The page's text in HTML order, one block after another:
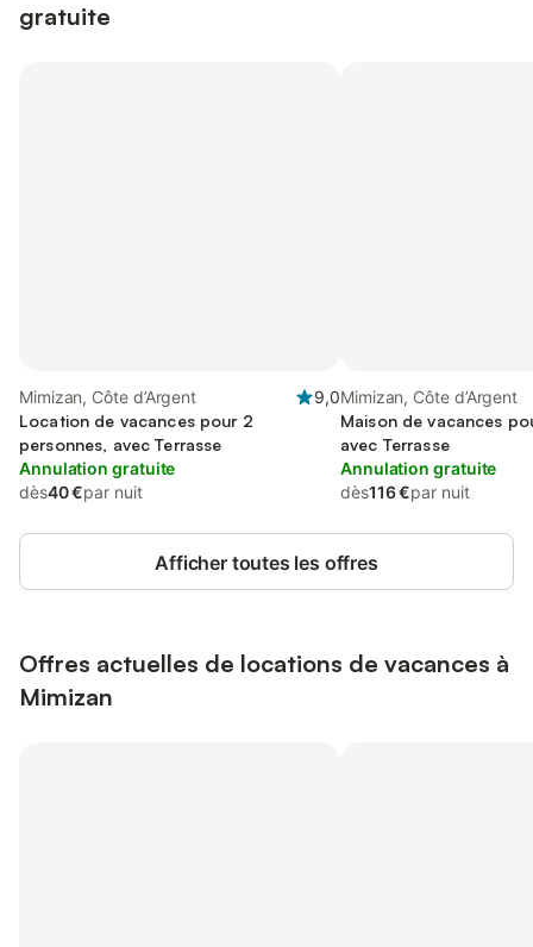
gratuite
Mimizan, Côte d’Argent
9,0
Location de vacances pour 2
personnes, avec Terrasse
Annulation gratuite
dès40 €par nuit
Mimizan, Côte d’Argent
Maison de vacances
avec Terrasse
Annulation gratuite
dès116 €par nuit
Afficher toutes les offres
Offres actuelles de locations de vacances à
Mimizan